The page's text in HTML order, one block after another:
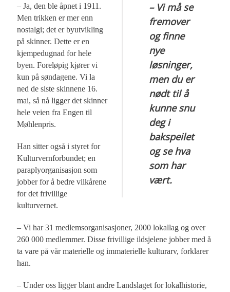
– Vi må se
fremover
og finne
nye
løsninger,
men du er
nødt til å
kunne snu
deg i
bakspeilet
og se hva
som har
vært.
– Ja, den ble åpnet i 1911.
Men trikken er mer enn
nostalgi; det er byutvikling
på skinner. Dette er en
kjempedugnad for hele
byen. Foreløpig kjører vi
kun på søndagene. Vi la
ned de siste skinnene 16.
mai, så nå ligger det skinner
hele veien fra Engen til
Møhlenpris.
Han sitter også i styret for
Kulturvernforbundet; en
paraplyorganisasjon som
jobber for å bedre vilkårene
for det frivillige
kulturvernet.
– Vi har 31 medlemsorganisasjoner, 2000 lokallag og over
260 000 medlemmer. Disse frivillige ildsjelene jobber med å
ta vare på vår materielle og immaterielle kulturarv, forklarer
han.
– Under oss ligger blant andre Landslaget for lokalhistorie,